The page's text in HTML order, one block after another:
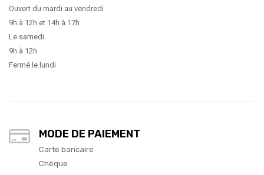
Ouvert du mardi au vendredi
9h à 12h et 14h à 17h
Le samedi
9h à 12h
Fermé le lundi
MODE DE PAIEMENT
Carte bancaire
Chèque